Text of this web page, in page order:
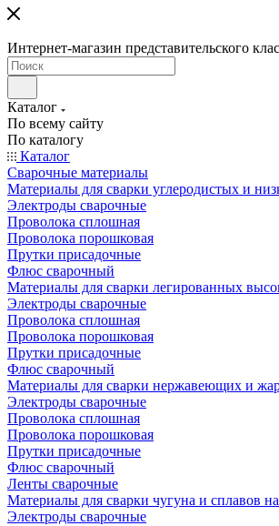
Интернет-магазин представительского
Каталог
По всему сайту
По каталогу
Каталог
Сварочные материалы
Материалы для сварки углеродистых и
Электроды сварочные
Проволока сплошная
Проволока порошковая
Прутки присадочные
Флюс сварочный
Материалы для сварки легированных
Электроды сварочные
Проволока сплошная
Проволока порошковая
Прутки присадочные
Флюс сварочный
Материалы для сварки нержавеющих и
Электроды сварочные
Проволока сплошная
Проволока порошковая
Прутки присадочные
Флюс сварочный
Ленты сварочные
Материалы для сварки чугуна и сплавов
Электроды сварочные